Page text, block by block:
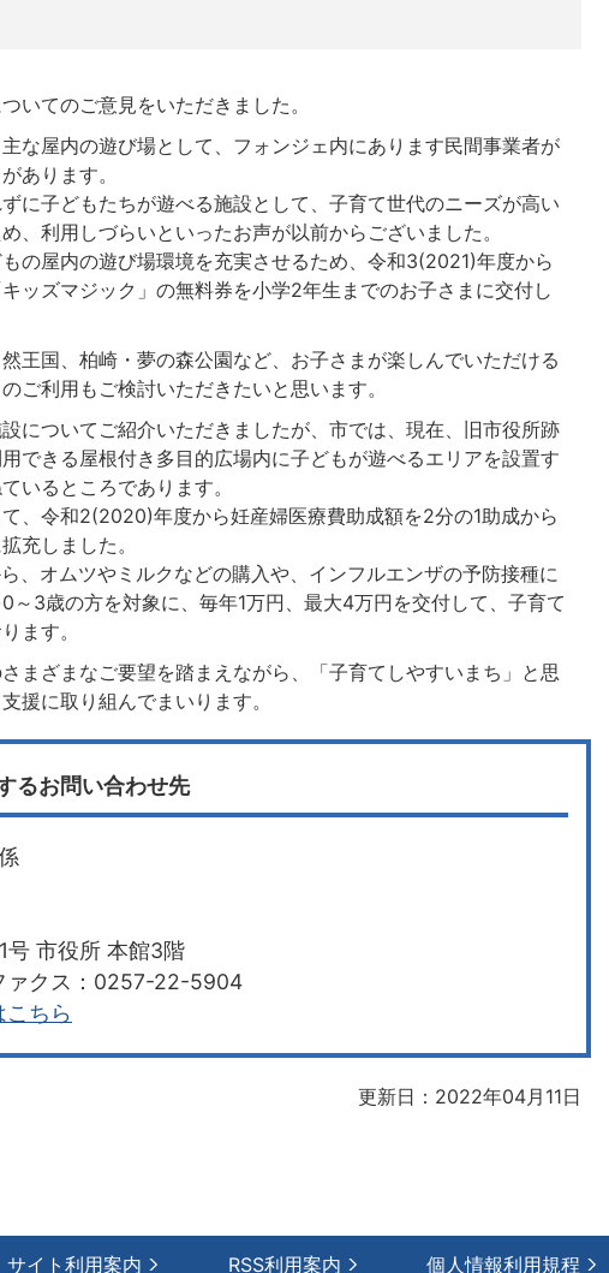
いてのご意見をいただきました。
な屋内の遊び場として、フォンジェ内にあります民間事業者が
あります。
に子どもたちが遊べる施設として、子育て世代のニーズが高い
、利用しづらいといったお声が以前からございました。
の屋内の遊び場環境を充実させるため、令和3(2021)年度から
ッズマジック」の無料券を小学2年生までのお子さまに交付し
王国、柏崎・夢の森公園など、お子さまが楽しんでいただける
ご利用もご検討いただきたいと思います。
についてご紹介いただきましたが、市では、現在、旧市役所跡
できる屋根付き多目的広場内に子どもが遊べるエリアを設置す
いるところであります。
、令和2(2020)年度から妊産婦医療費助成額を2分の1助成から
充しました。
、オムツやミルクなどの購入や、インフルエンザの予防接種に
～3歳の方を対象に、毎年1万円、最大4万円を交付して、子育て
ます。
まざまなご要望を踏まえながら、「子育てしやすいまち」と思
援に取り組んでまいります。
るお問い合わせ先
号 市役所 本館3階
ァクス：0257-22-5904
ちら
更新日：2022年04月11日
サイト利用案内 RSS利用案内 個人情報利用規程